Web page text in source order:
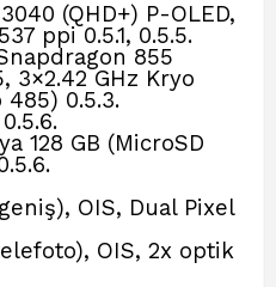
(QHD+) P-OLED,
ppi 0.5.1, 0.5.5.
855
3×2.42 GHz Kryo
485) 0.5.3.
.
128 GB (MicroSD
.
OIS, Dual Pixel
OIS, 2x optik